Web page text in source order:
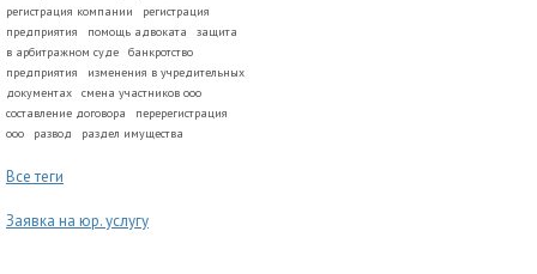
регистрация компании
регистрация
предприятия
помощь адвоката
защита
в арбитражном суде
банкротство
предприятия
изменения в учредительных
документах
смена участников ооо
составление договора
перерегистрация
ооо
развод раздел имущества
Все теги
Заявка на юр. услугу